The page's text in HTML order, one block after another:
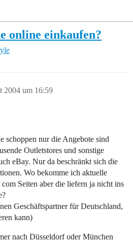
online einkaufen?
2004 um 16:59
schoppen nur die Angebote sind
Outletstores und sonstige
eBay. Nur da beschränkt sich die
Wo bekomme ich aktuelle
Seiten aber die liefern ja nicht ins
Geschäftspartner für Deutschland,
kann)
nach Düsseldorf oder München